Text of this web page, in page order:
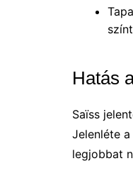
Hatás
Saïss
Jelenléte
legjobbat